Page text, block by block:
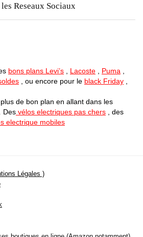
Reseaux Sociaux
bons plans Levi’s Lacoste Puma
, ou encore pour le black Friday
de bon plan en allant dans les
Des vélos electriques pas chers , des
electrique mobiles
Légales )